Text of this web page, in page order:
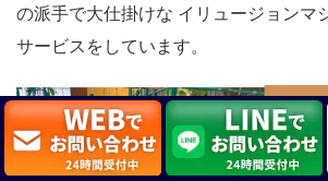
の派手で大仕掛けな イリュージョンマ
サービスをしています。